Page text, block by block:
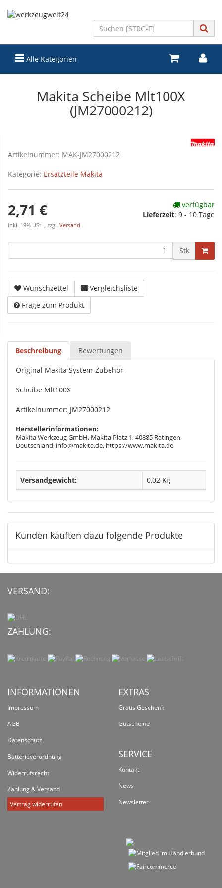
Alle Kategorien
Makita Scheibe Mlt100X
(JM27000212)
Artikelnummer: MAK-JM27000212
Kategorie: Ersatzteile Makita
2,71 €
inkl. 19% USt. , zzgl. Versand
verfügbar
Lieferzeit: 9 - 10 Tage
Stk
Wunschzettel
Vergleichsliste
Frage zum Produkt
Beschreibung Bewertungen
Original Makita System-Zubehör
Scheibe Mlt100X
Artikelnummer: JM27000212
Herstellerinformationen:
Makita Werkzeug GmbH, Makita-Platz 1, 40885 Ratingen,
Deutschland, info@makita.de, https://www.makita.de
Versandgewicht: 0,02 Kg
Kunden kauften dazu folgende Produkte
VERSAND:
ZAHLUNG:
INFORMATIONEN
Impressum
AGB
Datenschutz
Batterieverordnung
Widerrufsrecht
Zahlung & Versand
Vertrag widerrufen
EXTRAS
Gratis Geschenk
Gutscheine
SERVICE
Kontakt
News
Newsletter